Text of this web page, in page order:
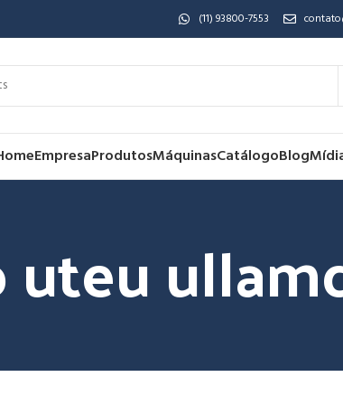
(11) 93800-7553
EmpresaProdutosMáquinasCatálogoBlog
uteu